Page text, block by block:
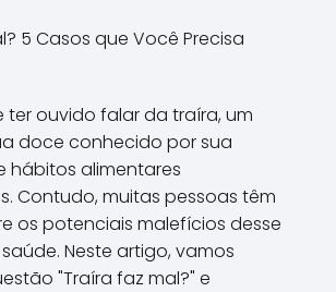
5 Casos que Você Precisa
ter ouvido falar da traíra, um
doce conhecido por sua
hábitos alimentares
Contudo, muitas pessoas têm
os potenciais malefícios desse
Neste artigo, vamos
"Traíra faz mal?" e